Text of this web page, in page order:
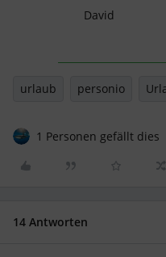
David
urlaub personio
1 Personen gefällt dies
14 Antworten